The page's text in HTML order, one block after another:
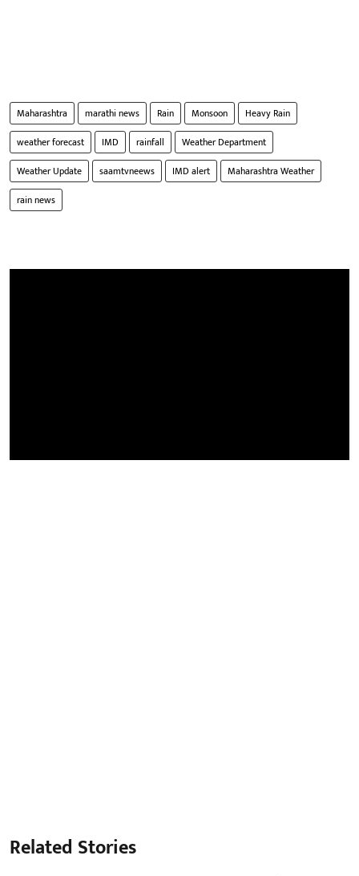
Maharashtra marathi news Rain Monsoon
Heavy Rain
weather forecast
IMD rainfall
Weather Department
Weather Update
saamtvneews IMD alert
Maharashtra Weather
rain news
Related Stories